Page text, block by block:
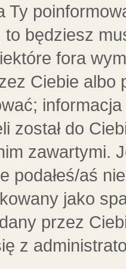
Ty
będziesz
fora
Ciebie albo
został do
zawartymi.
podałeś/aś
jako
przez
z